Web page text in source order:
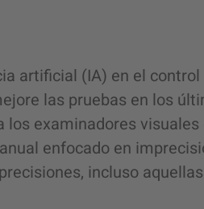
artificial (IA) en el
las pruebas en los
los examinadores
enfocado en
incluso